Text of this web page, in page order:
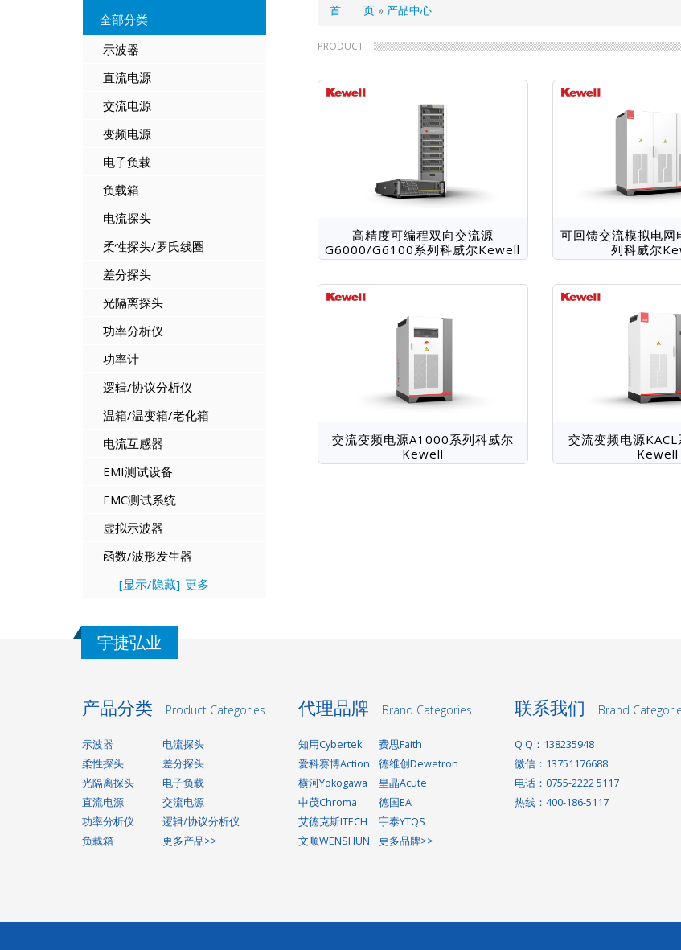
全部分类
示波器
直流电源
交流电源
变频电源
电子负载
负载箱
电流探头
柔性探头/罗氏线圈
差分探头
光隔离探头
功率分析仪
功率计
逻辑/协议分析仪
温箱/温变箱/老化箱
电流互感器
EMI测试设备
EMC测试系统
虚拟示波器
函数/波形发生器
[显示/隐藏]-更多
面
包
屑
首 页 产品中心
PRODUCT
高精度可编程双向交流源
G6000/G6100系列科威尔Kewell
可回馈交流模拟电
列科威尔
交流变频电源A1000系列科威尔
Kewell
交流变频电源
Kewell
宇捷弘业
产品分类 Product Categories
示波器
电流探头
柔性探头
差分探头
光隔离探头
电子负载
直流电源
交流电源
功率分析仪
逻辑/协议分析仪
负载箱
更多产品>>
代理品牌 Brand Categories
知用Cybertek
费思Faith
爱科赛博Action
德维创Dewetron
横河Yokogawa
皇晶Acute
中茂Chroma
德国EA
艾德克斯ITECH
宇泰YTQS
文顺WENSHUN
更多品牌>>
联系我们 Brand
Q Q：138235948
微信：13751176688
电话：0755-2222 5117
热线：400-186-5117